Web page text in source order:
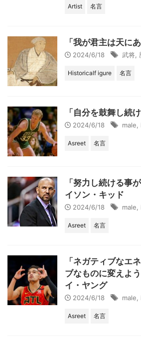
Artist 名言
「我が君主は天に
2024/6/18 武将
Historicalf igure 名言
「自分を鼓舞し続
2024/6/18 male
Asreet 名言
「努力し続ける事
イソン・キッド
2024/6/18 male
Asreet 名言
「ネガティブなエ
ブなものに変えよ
イ・ヤング
2024/6/18 male
Asreet 名言